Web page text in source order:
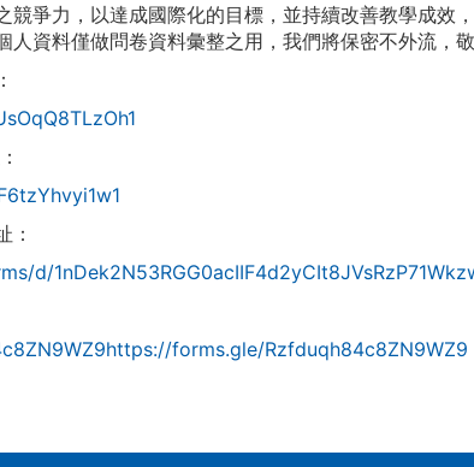
競爭力，以達成國際化的目標，並持續改善教學成
資料僅做問卷資料彙整之用，我們將保密不外流，
：
d/
forms.gle/Rzfduqh84c8ZN9WZ9